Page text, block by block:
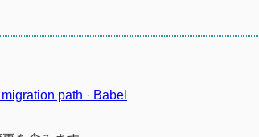
path · Babel